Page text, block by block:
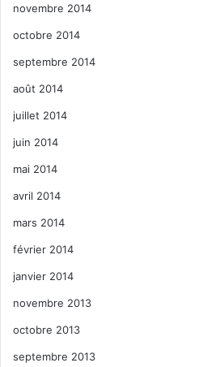
novembre 2014
octobre 2014
septembre 2014
août 2014
juillet 2014
juin 2014
mai 2014
avril 2014
mars 2014
février 2014
janvier 2014
novembre 2013
octobre 2013
septembre 2013